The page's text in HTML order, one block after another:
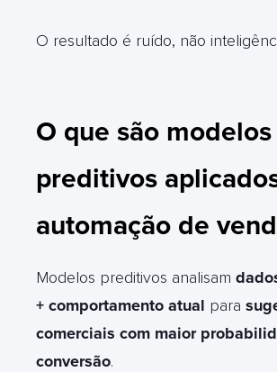
O resultado é ruído, não
O que são modelos
preditivos
automação de
Modelos preditivos analisam
+ comportamento atual para
comerciais com maior
conversão.